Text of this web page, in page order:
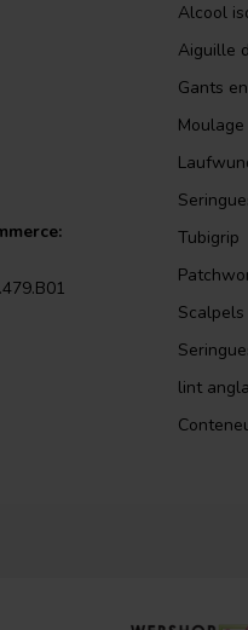
Alcool
Aiguille
Gants
Tubigrip
Scalpels
lint